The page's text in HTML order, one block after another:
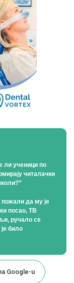
ли ученици по
читалачки
да му је
посао, ТВ
ручало се
било
Google-u